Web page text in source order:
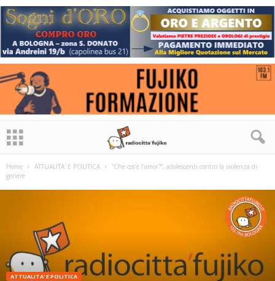
Home ATTUALITA' E POLITICA
“Che cos’è l’amor?”, adolescenti contro la violenza di
genere
ATTUALITA' E POLITICA